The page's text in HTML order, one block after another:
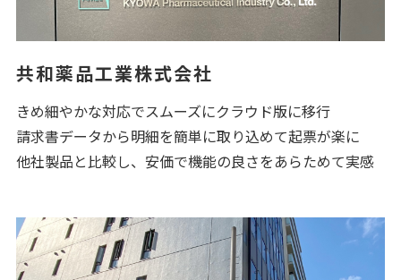
共和薬品工業株式会社
きめ細やかな対応でスムーズにクラウド版に移行
請求書データから明細を簡単に取り込めて起票が楽に
他社製品と比較し、安価で機能の良さをあらためて実感